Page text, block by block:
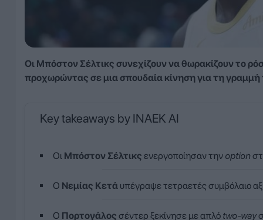
Οι Μπόστον Σέλτικς συνεχίζουν να θωρακίζουν το
προχωρώντας σε μια σπουδαία κίνηση για τη
Key takeaways by INAEK AI
Οι Μπόστον Σέλτικς ενεργοποίησαν την option
Ο Νεμίας Κετάυπέγραψε τετραετές συμβόλαιο
Ο Πορτογάλος σέντερ ξεκίνησε με απλό two-way